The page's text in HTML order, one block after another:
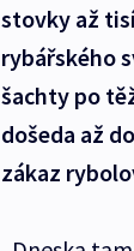
stovky až
rybářského
šachty po
došeda až
zákaz